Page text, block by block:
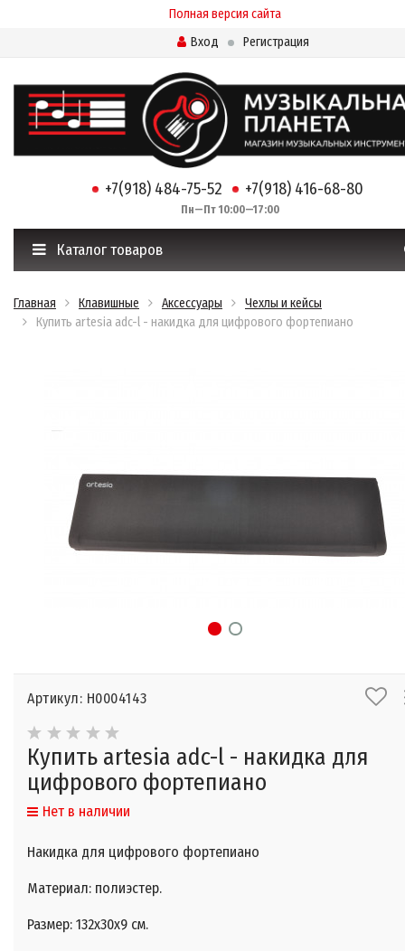
Полная версия сайта
Вход
Регистрация
+7(918) 484-75-52 +7(918) 416-68-80
Пн—Пт 10:00—17:00
Каталог товаров
Главная Клавишные Аксессуары
Чехлы и кейсы
Купить artesia adc-l - накидка для цифрового фортепиано
Артикул: Н0004143
Купить artesia adc-l - накидка для
цифрового фортепиано
Нет в наличии
Накидка для цифрового фортепиано
Материал: полиэстер.
Размер: 132х30х9 см.